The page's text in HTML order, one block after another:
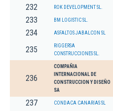
232 ROK DEVELOPMENT SL.
233 BM LOGISTIC SL.
234 ASFALTOS JABALCON SL
235
RIGGERSA
CONSTRUCCIONES SL.
236
COMPAÑIA
INTERNACIONAL DE
CONSTRUCCION Y DISEÑO
SA
237 CONDACA CANARIAS SL